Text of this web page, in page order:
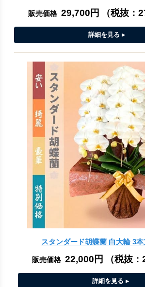
販売価格 29,700円 （税抜：
スタンダード胡蝶蘭 白大輪 3
販売価格 22,000円 （税抜：